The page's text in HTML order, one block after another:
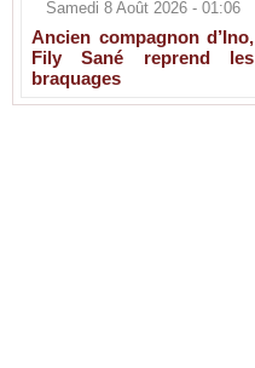
Samedi 8 Août 2026 - 01:06
Ancien compagnon d’Ino,
Fily Sané reprend les
braquages